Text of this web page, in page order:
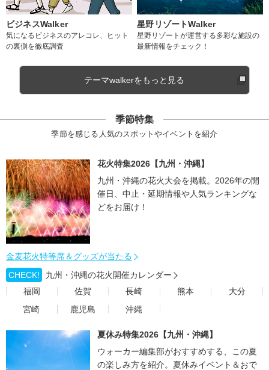
ビジネスWalker
気になるビジネスのアレコレ、ヒット
の裏側を徹底調査
星野リゾートWalker
星野リゾートが運営する多彩な施設の
最新情報をチェック！
テーマwalkerをもっと見る
季節特集
季節を感じる人気のスポットやイベントを紹介
花火特集2026【九州・沖縄】
九州・沖縄の花火大会を掲載。2026年の開
催日、中止・延期情報や人気ランキングな
どをお届け！
金麦花火特等席＆グッズが当たる
CHECK!
九州・沖縄の花火開催カレンダー
福岡
佐賀 長崎 熊本
大分
宮崎
鹿児島 沖縄
夏休み特集2026【九州・沖縄】
ウォーカー編集部がおすすめする、この夏
の楽しみ方を紹介。夏休みイベント＆おで